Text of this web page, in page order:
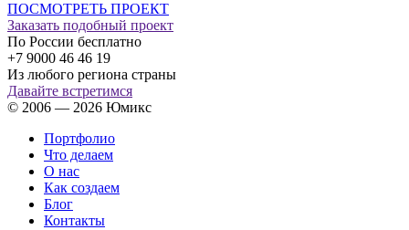
ПОСМОТРЕТЬ ПРОЕКТ
Заказать подобный проект
По России бесплатно
+7 9000 46 46 19
Из любого региона страны
Давайте встретимся
© 2006 — 2026 Юмикс
Портфолио
Что делаем
О нас
Как создаем
Блог
Контакты